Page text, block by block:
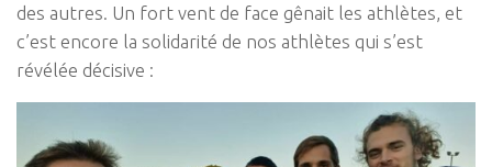
des autres. Un fort vent de face gênait les athlètes, et
c’est encore la solidarité de nos athlètes qui s’est
révélée décisive :